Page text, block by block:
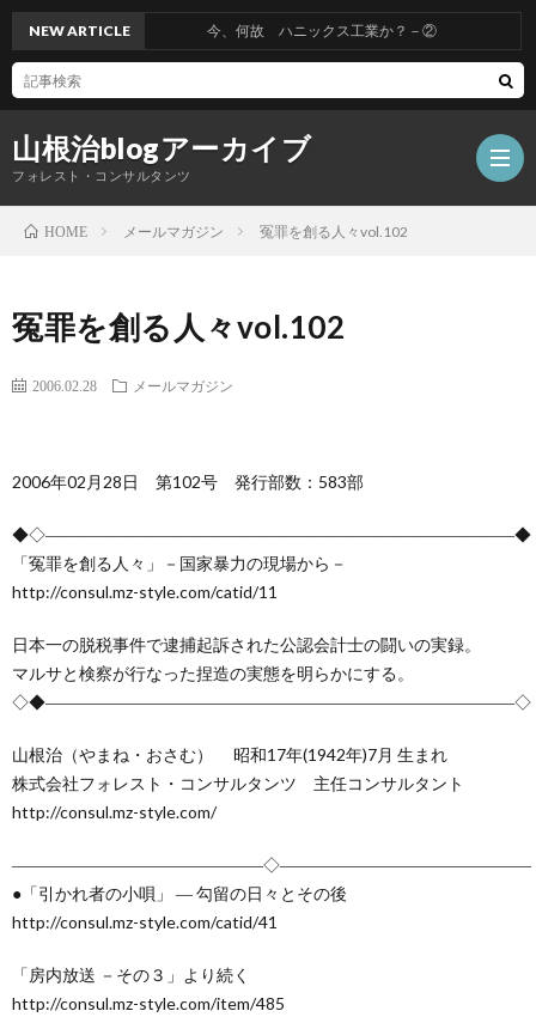
山根治blogアーカイブ
フォレスト・コンサルタンツ
NEW ARTICLE 今、何故 ハニックス工業か？－②
HOME メールマガジン 冤罪を創る人々vol.102
冤罪を創る人々vol.102
2006.02.28 メールマガジン
2006年02月28日 第102号 発行部数：583部
◆◇――――――――――――――――――――――――――――◆
「冤罪を創る人々」－国家暴力の現場から－
http://consul.mz-style.com/catid/11
日本一の脱税事件で逮捕起訴された公認会計士の闘いの実録。
マルサと検察が行なった捏造の実態を明らかにする。
◇◆――――――――――――――――――――――――――――◇
山根治（やまね・おさむ） 昭和17年(1942年)7月 生まれ
株式会社フォレスト・コンサルタンツ 主任コンサルタント
http://consul.mz-style.com/
―――――――――――――――◇―――――――――――――――
●「引かれ者の小唄」 ― 勾留の日々とその後
http://consul.mz-style.com/catid/41
「房内放送 －その３」より続く
http://consul.mz-style.com/item/485